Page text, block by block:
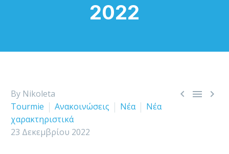
2022
  
By Nikoleta
Tourmie
Ανακοινώσεις Νέα
Νέα
χαρακτηριστικά
23 Δεκεμβρίου 2022